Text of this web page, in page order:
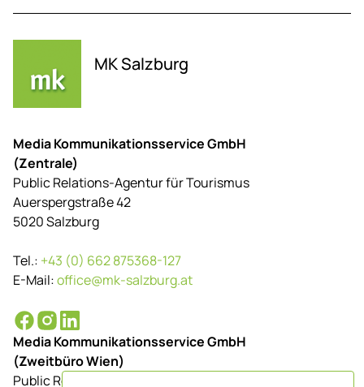
MK Salzburg
Media Kommunikationsservice GmbH
(Zentrale)
Public Relations-Agentur für Tourismus
Auerspergstraße 42
5020 Salzburg
Tel.: +43 (0) 662 875368-127
E-Mail:office@mk-salzburg.at
Media Kommunikationsservice GmbH
(Zweitbüro Wien)
Public Relations-Agentur für Tourismus